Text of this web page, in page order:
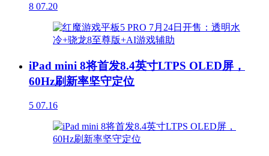
8 07.20
iPad mini 8将首发8.4英寸LTPS OLED屏，
60Hz刷新率坚守定位
5 07.16